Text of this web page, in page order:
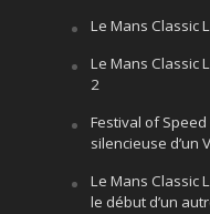
Le Mans Classic
Le Mans Classic
2
Festival of
silencieuse d’un
Le Mans Classic
le début d’un